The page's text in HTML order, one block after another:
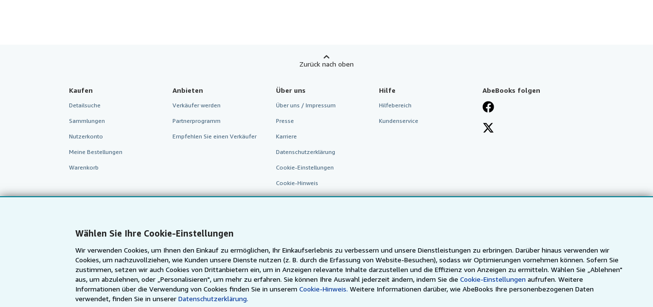
Wählen Sie Ihre Cookie-Einstellungen
Wir verwenden Cookies, um Ihnen den Einkauf zu ermöglichen, Ihr Einkaufserlebnis zu verbessern und unsere Dienstleistungen zu erbringen. Darüber hinaus verwenden wir
Cookies, um nachzuvollziehen, wie Kunden unsere Dienste nutzen (z. B. durch die Erfassung von Website-Besuchen), sodass wir Optimierungen vornehmen können. Sofern Sie
zustimmen, setzen wir auch Cookies von Drittanbietern ein, um in Anzeigen relevante Inhalte darzustellen und die Effizienz von Anzeigen zu ermitteln. Wählen Sie „Ablehnen"
aus, um abzulehnen, oder „Personalisieren", um mehr zu erfahren. Sie können Ihre Auswahl jederzeit ändern, indem Sie dieCookie-Einstellungen aufrufen. Weitere
Informationen über die Verwendung von Cookies finden Sie in unserem Cookie-Hinweis. Weitere Informationen darüber, wie AbeBooks Ihre personenbezogenen Daten
verwendet, finden Sie in unsererDatenschutzerklärung.
Zurück nach oben
Kaufen
Detailsuche
Sammlungen
Nutzerkonto
Meine Bestellungen
Warenkorb
Anbieten
Verkäufer werden
Partnerprogramm
Empfehlen Sie einen Verkäufer
Über uns
Über uns / Impressum
Presse
Karriere
Datenschutzerklärung
Cookie-Einstellungen
Cookie-Hinweis
Barrierefreiheit
Hilfe
Hilfebereich
Kundenservice
AbeBooks folgen
AbeBooks.com AbeBooks.co.uk AbeBooks.fr AbeBooks.it AbeBooks Aus/NZ AbeBooks.ca IberLibro.com ZVAB.com